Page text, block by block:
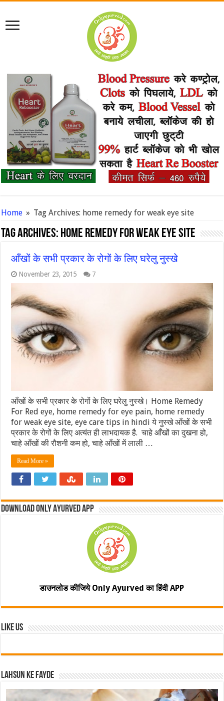
Home » Tag Archives: home remedy for weak eye site
Tag Archives: home remedy for weak eye site
आँखों के सभी प्रकार के रोगों के लिए घरेलु नुस्खे
November 23, 2015 7
आँखों के सभी प्रकार के रोगों के लिए घरेलु नुस्खे। Home Remedy
For Red eye, home remedy for eye pain, home remedy
for weak eye site, eye care tips in hindi ये नुस्खे आँखों के सभी
प्रकार के रोगों के लिए अत्यंत ही लाभदायक है. चाहे आँखों का दुखना हो,
चाहे आँखों की रौशनी कम हो, चाहे आँखों में लाली …
Read More »
Download Only Ayurved App
डाउनलोड कीजिये Only Ayurved का हिंदी APP
Like Us
Lahsun ke fayde